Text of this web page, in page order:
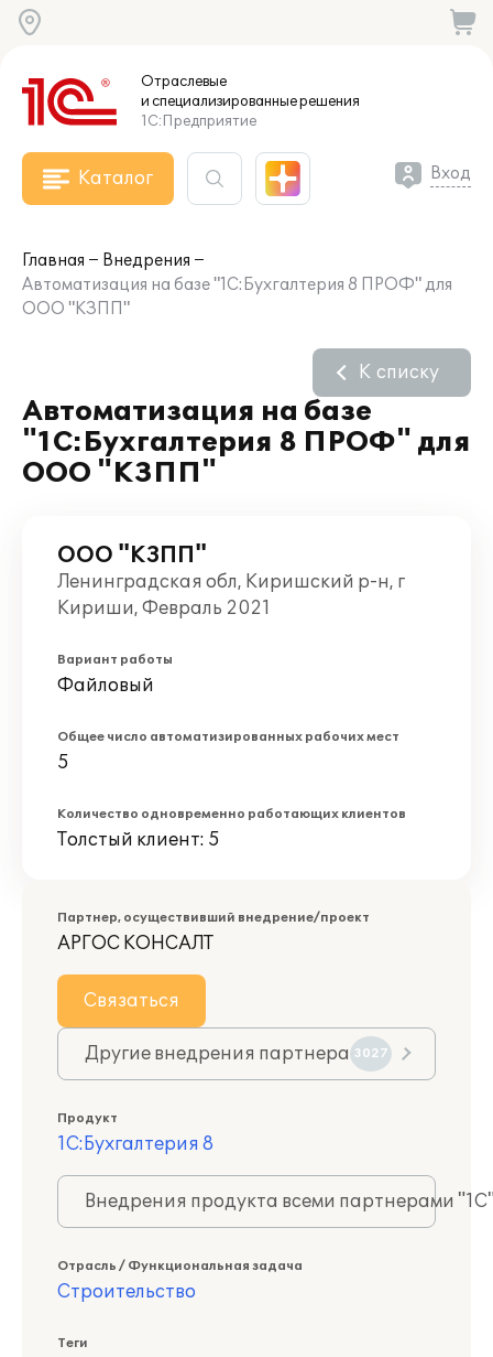
Отраслевые
и специализированныерешения
1С:Предприятие
Каталог Вход
Главная
Внедрения
Автоматизация на базе "1С:Бухгалтерия 8 ПРОФ" для
ООО "КЗПП"
Автоматизация на базе
"1С:Бухгалтерия 8 ПРОФ" для
ООО "КЗПП"
К списку
ООО "КЗПП"
Ленинградская обл, Киришский р-н, г
Кириши, Февраль 2021
Вариант работы
Файловый
Общее число автоматизированных рабочих мест
5
Количество одновременно работающих клиентов
Толстый клиент: 5
Партнер, осуществивший внедрение/проект
АРГОС КОНСАЛТ
Связаться
Другие внедрения партнера 3027
Продукт
1С:Бухгалтерия 8
Внедрения продукта всеми партнерами
Отрасль / Функциональная задача
Строительство
Теги